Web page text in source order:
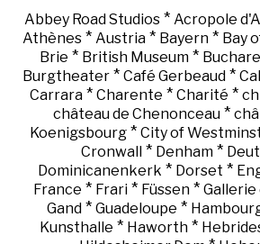
Abbey Road Studios* Acropole
Athènes * Austria * Bayern * Bay
Brie * British Museum *
Burgtheater* Café Gerbeaud*
Carrara * Charente * Charité *
château de Chenonceau*
Koenigsbourg * City of
Cronwall* Denham*
Dominicanenkerk * Dorset *
France * Frari* Füssen* Gallerie
Gand * Guadeloupe *
Kunsthalle * Haworth*